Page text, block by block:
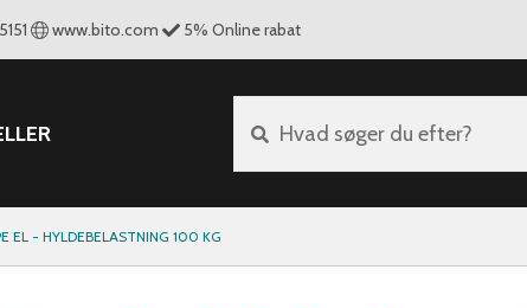
www.bito.com 5% Online rabat
Hvad søger du efter?
EL - HYLDEBELASTNING 100 KG